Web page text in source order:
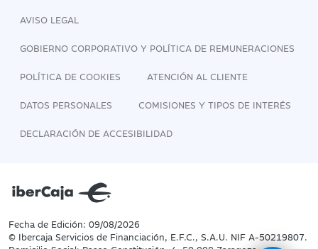
AVISO LEGAL
GOBIERNO CORPORATIVO Y POLÍTICA DE REMUNERACIONES
POLÍTICA DE COOKIES ATENCIÓN AL CLIENTE
DATOS PERSONALES COMISIONES Y TIPOS DE INTERÉS
DECLARACIÓN DE ACCESIBILIDAD
Fecha de Edición: 09/08/2026
© Ibercaja Servicios de Financiación, E.F.C., S.A.U. NIF A-50219807.